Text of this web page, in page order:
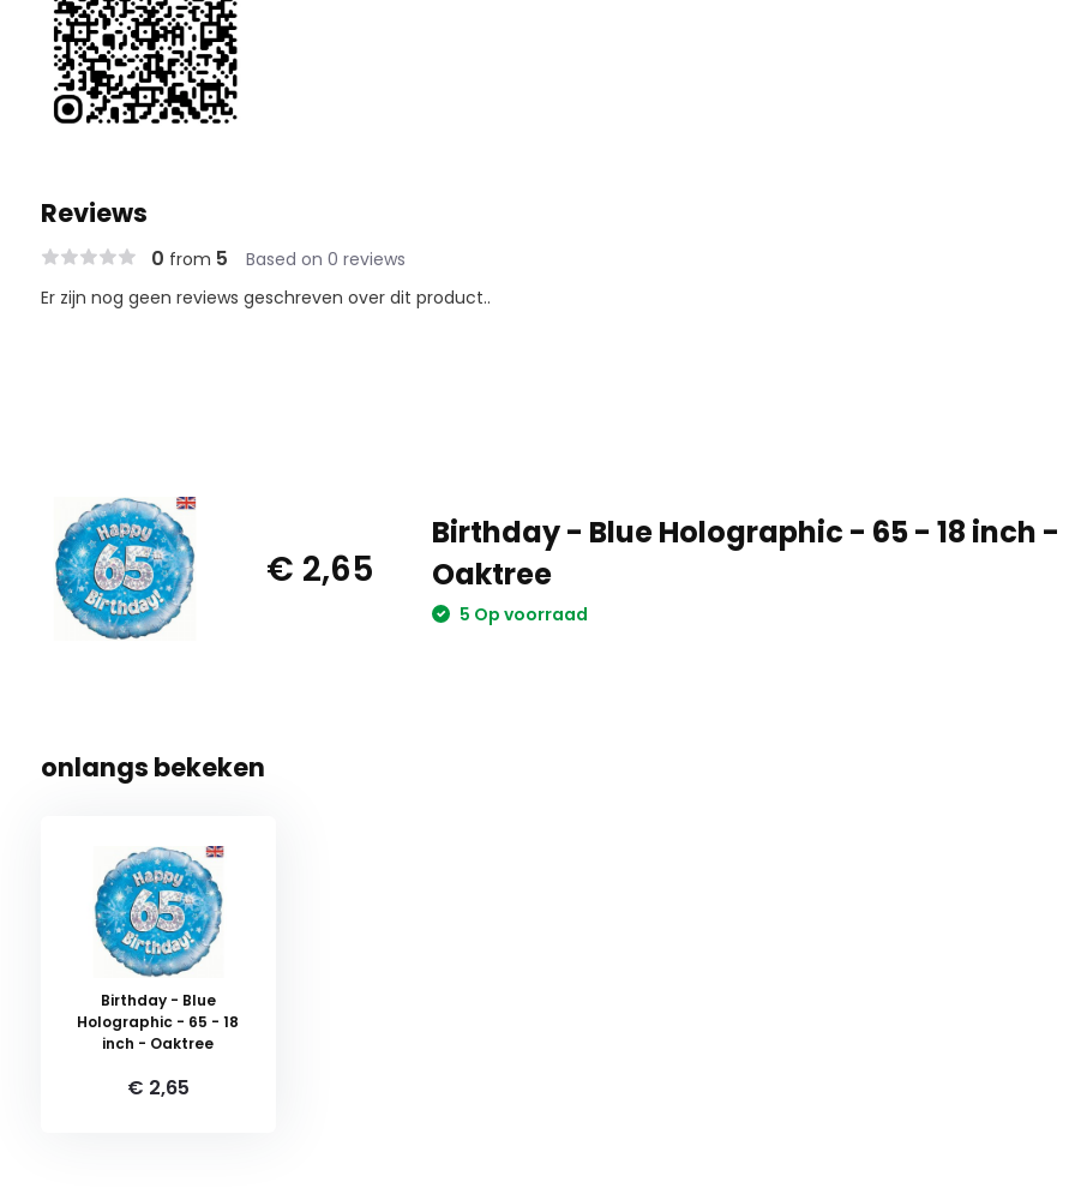
Reviews
0 from 5 Based on 0 reviews
Er zijn nog geen reviews geschreven over dit product..
€ 2,65
Birthday - Blue Holographic - 65 - 18 inch -
Oaktree
5 Op voorraad
onlangs bekeken
Birthday - Blue
Holographic - 65 - 18
inch - Oaktree
€ 2,65